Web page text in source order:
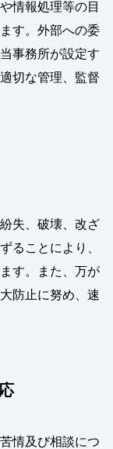
情報処理等の目
す。外部への委
事務所が設定す
切な管理、監督
失、破壊、改ざ
ることにより、
す。また、万が
防止に努め、速
情及び相談につ